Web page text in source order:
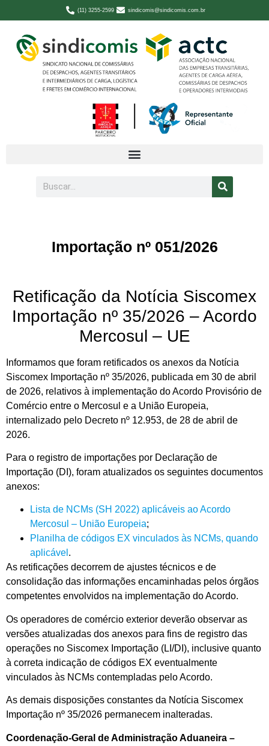
(11) 3255-2599 sindicomis@sindicomis.com.br
Importação nº 051/2026
Retificação da Notícia Siscomex
Importação nº 35/2026 – Acordo
Mercosul – UE
Informamos que foram retificados os anexos da Notícia
Siscomex Importação nº 35/2026, publicada em 30 de abril
de 2026, relativos à implementação do Acordo Provisório de
Comércio entre o Mercosul e a União Europeia,
internalizado pelo Decreto nº 12.953, de 28 de abril de
2026.
Para o registro de importações por Declaração de
Importação (DI), foram atualizados os seguintes documentos
anexos:
Lista de NCMs (SH 2022) aplicáveis ao Acordo
Mercosul – União Europeia;
Planilha de códigos EX vinculados às NCMs, quando
aplicável .
As retificações decorrem de ajustes técnicos e de
consolidação das informações encaminhadas pelos órgãos
competentes envolvidos na implementação do Acordo.
Os operadores de comércio exterior deverão observar as
versões atualizadas dos anexos para fins de registro das
operações no Siscomex Importação (LI/DI), inclusive quanto
à correta indicação de códigos EX eventualmente
vinculados às NCMs contempladas pelo Acordo.
As demais disposições constantes da Notícia Siscomex
Importação nº 35/2026 permanecem inalteradas.
Coordenação-Geral de Administração Aduaneira –